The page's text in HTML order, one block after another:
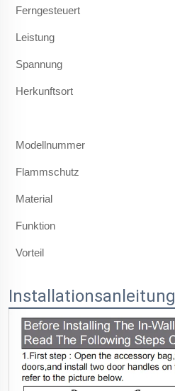
Ferngesteuert
Leistung
Spannung
Herkunftsort
Modellnummer
Flammschutz
Material
Funktion
Vorteil
Installationsanleitung